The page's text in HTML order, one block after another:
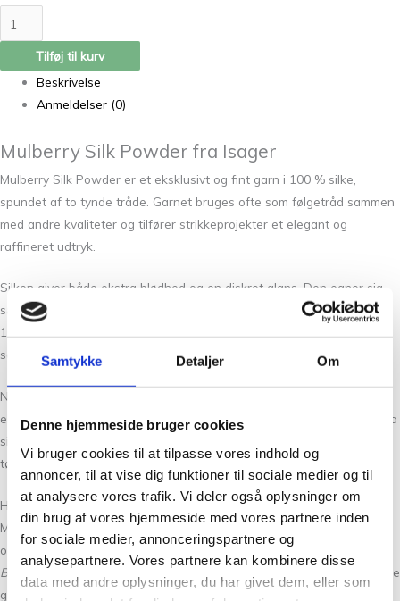
Samtykke Detaljer Om
Denne hjemmeside bruger cookies
Vi bruger cookies til at tilpasse vores indhold og
annoncer, til at vise dig funktioner til sociale medier og til
at analysere vores trafik. Vi deler også oplysninger om
din brug af vores hjemmeside med vores partnere inden
for sociale medier, annonceringspartnere og
analysepartnere. Vores partnere kan kombinere disse
data med andre oplysninger, du har givet dem, eller som
Tilføj til kurv
Beskrivelse
Anmeldelser (0)
Mulberry Silk Powder fra Isager
Mulberry Silk Powder er et eksklusivt og fint garn i 100 % silke,
spundet af to tynde tråde. Garnet bruges ofte som følgetråd sammen
med andre kvaliteter og tilfører strikkeprojekter et elegant og
raffineret udtryk.
Silken giver både ekstra blødhed og en diskret glans. Den egner sig
særligt godt sammen med
Spinni eller Tvinni, som begge er i
100 % uld, samt Palet i bomuld. Kombinationen skaber et smukt
samspil mellem silkens lette glans og de mere matte naturfibre.
Når Mulberry Silk strikkes sammen med uld, tilfører den en blød og
eksklusiv følelse uden det luftige og lodne udtryk, som man kender fra
silkemohair. Garnet er derfor ideelt til fine og lette projekter som
tørklæder, babystrik og andre delikate designs.
Hvad er morbærsilke?
Morbærsilke – også kendt sommulberry silk – er den mest eksklusive
og ensartede type silke. Den fremstilles af silkelarver, typisk arten
Bombyx mori
, som lever udelukkende af blade fra morbærtræet. Dette
giver silkefibrene deres særlige styrke, blødhed og smukke glans.